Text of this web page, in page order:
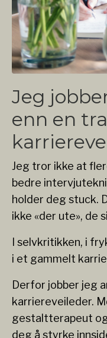
Jeg
enn en
Jeg tror ikke at
bedre
holder deg stuck.
ikke «der ute», de
I selvkritikken, i
i et gammelt
Derfor jobber jeg
karriereveileder.
gestaltterapeut
deg å styrke